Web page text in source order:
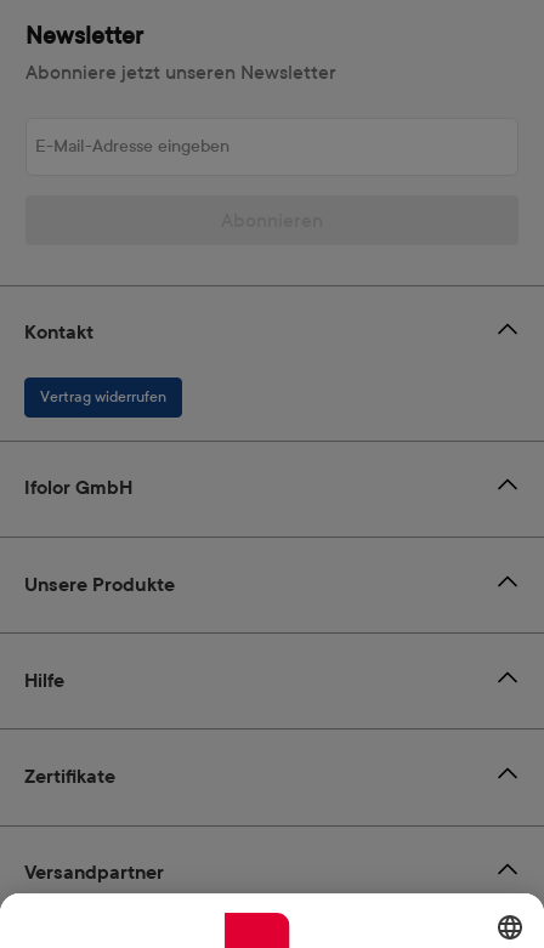
Newsletter
Abonniere jetzt unseren Newsletter
Zertifikate
Kontakt
Vertrag widerrufen
Ifolor GmbH
Unsere Produkte
Hilfe
Versandpartner